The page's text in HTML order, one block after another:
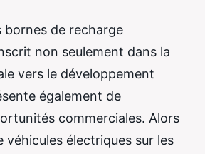
bornes de recharge
non seulement dans la
vers le développement
également de
commerciales. Alors
véhicules électriques sur les